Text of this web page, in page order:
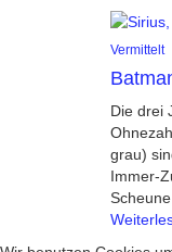
Vermittelt
Die drei
grau)
Immer-